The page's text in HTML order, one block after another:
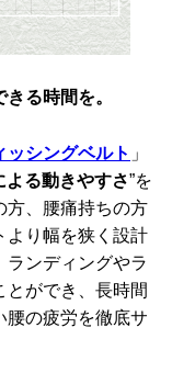
る時間を。
ッシングベルト 」
よる動きやすさ”を
方、腰痛持ちの方
より幅を狭く設計
ランディングやラ
とができ、長時間
腰の疲労を徹底サ